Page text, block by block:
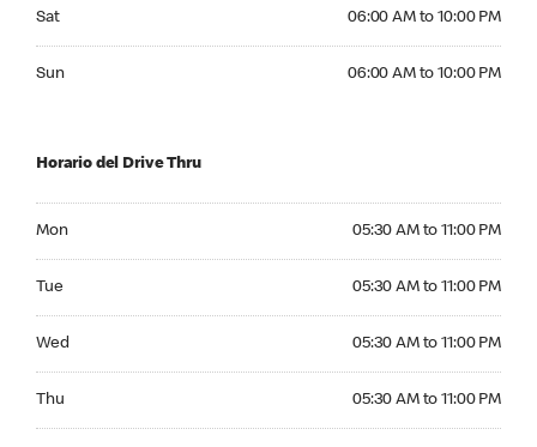
Sat 06:00 AM to 10:00 PM
Sun 06:00 AM to 10:00 PM
Horario del Drive Thru
Mon 05:30 AM to 11:00 PM
Tue 05:30 AM to 11:00 PM
Wed 05:30 AM to 11:00 PM
Thu 05:30 AM to 11:00 PM